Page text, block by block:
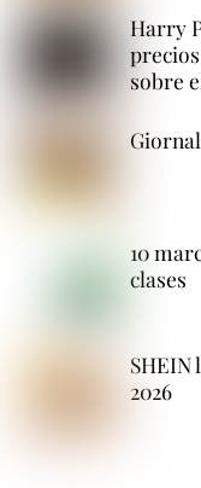
Harry
sobre
10
clases
SHEIN
2026